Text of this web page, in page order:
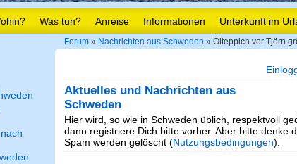
Was tun? Anreise Informationen Unterkunft im
Forum » Nachrichten aus Schweden » Ölteppich vor Tjörn
Aktuelles und Nachrichten aus
Schweden
Hier wird, so wie in Schweden üblich, respektvoll
dann registriere Dich bitte vorher. Aber bitte denke
Spam werden gelöscht (Nutzungsbedingungen).